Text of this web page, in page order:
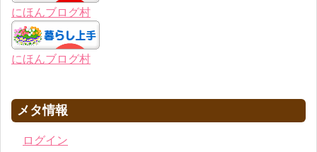
にほんブログ村
にほんブログ村
メタ情報
ログイン